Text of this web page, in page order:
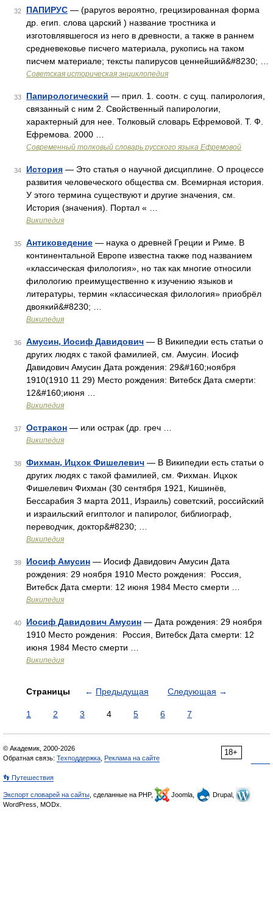
32 ПАПИРУС — (papyros вероятно, грецизированная форма
др. егип. слова царский ) название тростника и
изготовлявшегося из него в древности, а также в раннем
средневековье писчего материала, рукопись на таком
писчем материале; тексты папирусов ценнейший&#8230; …
Советская историческая энциклопедия
33 Папирологический — прил. 1. соотн. с сущ. папирология,
связанный с ним 2. Свойственный папирологии,
характерный для нее. Толковый словарь Ефремовой. Т. Ф.
Ефремова. 2000 …
Современный толковый словарь русского языка Ефремовой
34 История — Это статья о научной дисциплине. О процессе
развития человеческого общества см. Всемирная история.
У этого термина существуют и другие значения, см.
История (значения). Портал « …
Википедия
35 Антиковедение — наука о древней Греции и Риме. В
континентальной Европе известна также под названием
«классическая филология», но так как многие относили
филологию преимущественно к изучению языков и
литературы, термин «классическая филология» приобрёл
двоякий&#8230; …
Википедия
36 Амусин, Иосиф Давидович — В Википедии есть статьи о
других людях с такой фамилией, см. Амусин. Иосиф
Давидович Амусин Дата рождения: 29&#160;ноября
1910(1910 11 29) Место рождения: Витебск Дата смерти:
12&#160;июня …
Википедия
37 Остракон — или острак (др. греч …
Википедия
38 Фихман, Ицхок Фишелевич — В Википедии есть статьи о
других людях с такой фамилией, см. Фихман. Ицхок
Фишелевич Фихман (30 сентября 1921, Кишинёв,
Бессарабия 3 марта 2011, Израиль) советский, российский
и израильский египтолог и папиролог, библиограф,
переводчик, доктор&#8230; …
Википедия
39 Иосиф Амусин — Иосиф Давидович Амусин Дата
рождения: 29 ноября 1910 Место рождения: Россия,
Витебск Дата смерти: 12 июня 1984 Место смерти …
Википедия
40 Иосиф Давидович Амусин — Дата рождения: 29 ноября
1910 Место рождения: Россия, Витебск Дата смерти: 12
июня 1984 Место смерти …
Википедия
Страницы ← Предыдущая Следующая →
1 2 3 4 5 6 7
18+
© Академик, 2000-2026
Обратная связь: Техподдержка Реклама на сайте
👣 Путешествия
Экспорт словарей на сайты , сделанные на PHP, Joomla,
Drupal,
WordPress, MODx.